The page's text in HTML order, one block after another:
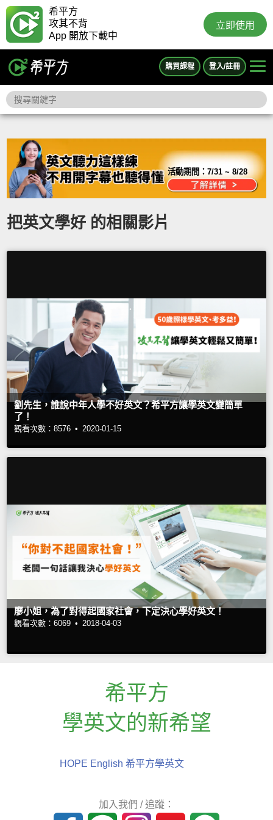
希平方
攻其不背
App 開放下載中
立即使用
購買課程 登入/註冊
活動期間：7/31 ~ 8/28
把英文學好 的相關影片
劉先生，誰說中年人學不好英文？希平方讓學英文變簡單
了！
觀看次數：8576 • 2020-01-15
廖小姐，為了對得起國家社會，下定決心學好英文！
觀看次數：6069 • 2018-04-03
希平方
學英文的新希望
HOPE English 希平方學英文
加入我們 / 追蹤：